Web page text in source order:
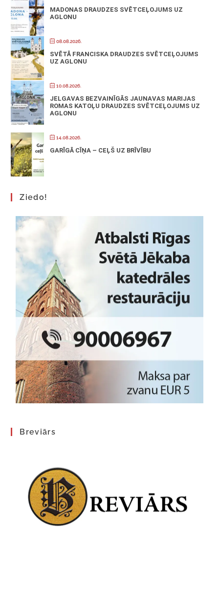
MADONAS DRAUDZES SVĒTCEĻOJUMS UZ
AGLONU
08.08.2026.
SVĒTĀ FRANCISKA DRAUDZES SVĒTCEĻOJUMS
UZ AGLONU
10.08.2026.
JELGAVAS BEZVAINĪGĀS JAUNAVAS MARIJAS
ROMAS KATOĻU DRAUDZES SVĒTCEĻOJUMS UZ
AGLONU
14.08.2026.
GARĪGĀ CĪŅA – CEĻŠ UZ BRĪVĪBU
Ziedo!
Breviārs